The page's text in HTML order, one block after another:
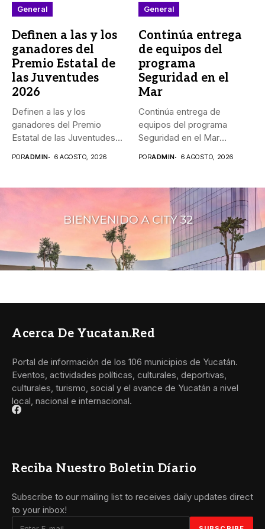
General
Definen a las y los
ganadores del
Premio Estatal de
las Juventudes
2026
Definen a las y los
ganadores del Premio
Estatal de las Juventudes...
PORADMIN 6 AGOSTO, 2026
General
Continúa entrega
de equipos del
programa
Seguridad en el
Mar
Continúa entrega de
equipos del programa
Seguridad en el Mar
PORADMIN 6 AGOSTO, 2026
Acerca De Yucatan.red
Portal de información de los 106 municipios de Yucatán.
Eventos, actividades políticas, culturales, deportivas,
culturales, turismo, social y el avance de Yucatán a nivel
local, nacional e internacional.
Reciba Nuestro Boletin Díario
Subscribe to our mailing list to receives daily updates direct
to your inbox!